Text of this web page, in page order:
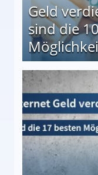
Geld
sind die
besten Möglichkeiten